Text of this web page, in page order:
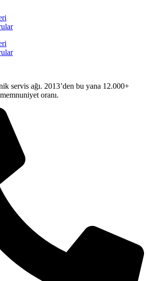
servis ağı. 2013’den bu yana 12.000+
oranı.